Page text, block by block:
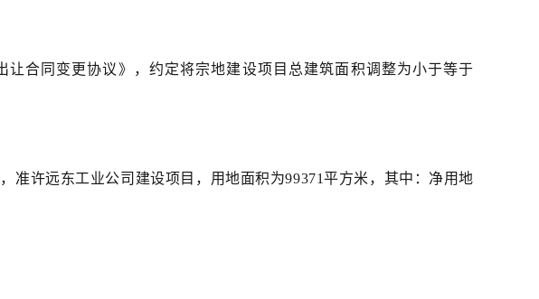
合同变更协议》，约定将宗地建设项目总建筑面积调整为小于等于
准许远东工业公司建设项目，用地面积为99371平方米，其中：净用地